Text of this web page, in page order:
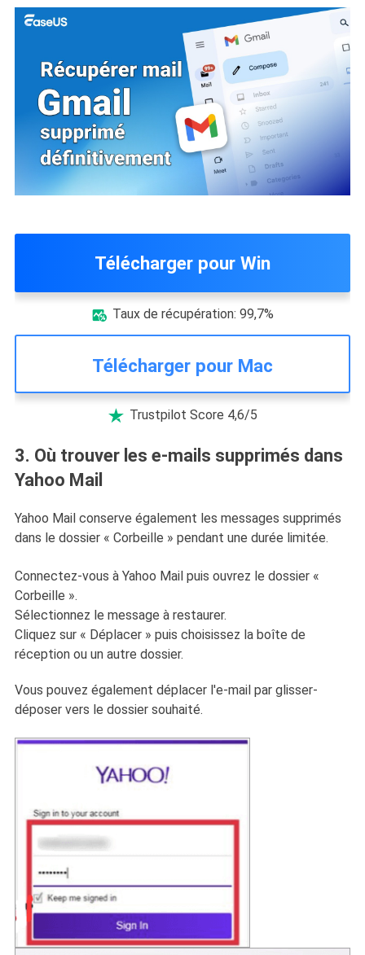
Télécharger pour Win
 Taux de récupération: 99,7%
Télécharger pour Mac
 Trustpilot Score 4,6/5
3. Où trouver les e-mails supprimés dans
Yahoo Mail
Yahoo Mail conserve également les messages supprimés
dans le dossier « Corbeille » pendant une durée limitée.
Connectez-vous à Yahoo Mail puis ouvrez le dossier «
Corbeille ».
Sélectionnez le message à restaurer.
Cliquez sur « Déplacer » puis choisissez la boîte de
réception ou un autre dossier.
Vous pouvez également déplacer l'e-mail par glisser-
déposer vers le dossier souhaité.